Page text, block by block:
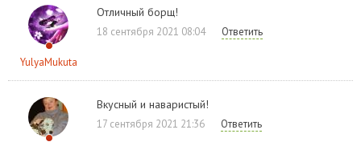
YulyaMukuta
Отличный борщ!
18 сентября 2021 08:04 Ответить
Вкусный и наваристый!
17 сентября 2021 21:36 Ответить